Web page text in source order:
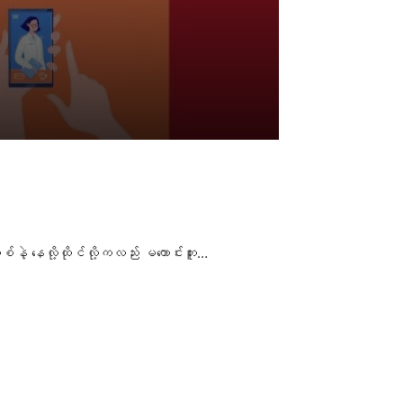
စ်နဲ့ နေလို့ထိုင်လို့ကလည်း မကောင်းဘူး…